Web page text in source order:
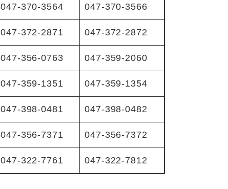
047-370-3564 047-370-3566
047-372-2871 047-372-2872
047-356-0763 047-359-2060
047-359-1351 047-359-1354
047-398-0481 047-398-0482
047-356-7371 047-356-7372
047-322-7761 047-322-7812